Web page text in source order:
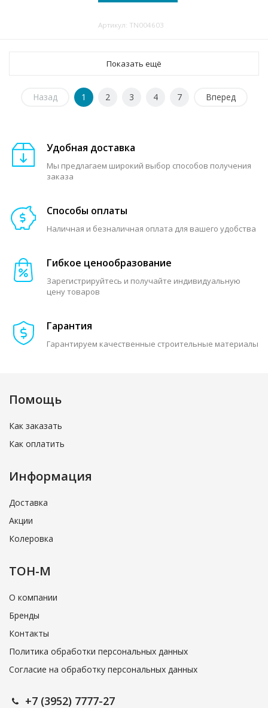
Артикул: TN004603
Показать ещё
Назад 1 2 3 4 7 Вперед
Удобная доставка
Мы предлагаем широкий выбор способов получения
заказа
Способы оплаты
Наличная и безналичная оплата для вашего удобства
Гибкое ценообразование
Зарегистрируйтесь и получайте индивидуальную
цену товаров
Гарантия
Гарантируем качественные строительные материалы
Помощь
Как заказать
Как оплатить
Информация
Доставка
Акции
Колеровка
ТОН-М
О компании
Бренды
Контакты
Политика обработки персональных данных
Согласие на обработку персональных данных
+7 (3952) 7777-27